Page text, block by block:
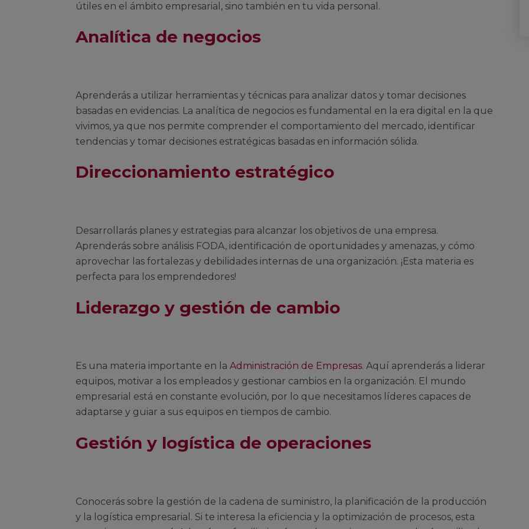
útiles en el ámbito empresarial, sino también en tu vida personal.
Analítica de negocios
Aprenderás a utilizar herramientas y técnicas para analizar datos y tomar decisiones
basadas en evidencias. La analítica de negocios es fundamental en la era digital en la que
vivimos, ya que nos permite comprender el comportamiento del mercado, identificar
tendencias y tomar decisiones estratégicas basadas en información sólida.
Direccionamiento estratégico
Desarrollarás planes y estrategias para alcanzar los objetivos de una empresa.
Aprenderás sobre análisis FODA, identificación de oportunidades y amenazas, y cómo
aprovechar las fortalezas y debilidades internas de una organización. ¡Esta materia es
perfecta para los emprendedores!
Liderazgo y gestión de cambio
Es una materia importante en la Administración de Empresas. Aquí aprenderás a liderar
equipos, motivar a los empleados y gestionar cambios en la organización. El mundo
empresarial está en constante evolución, por lo que necesitamos líderes capaces de
adaptarse y guiar a sus equipos en tiempos de cambio.
Gestión y logística de operaciones
Conocerás sobre la gestión de la cadena de suministro, la planificación de la producción
y la logística empresarial. Si te interesa la eficiencia y la optimización de procesos, esta